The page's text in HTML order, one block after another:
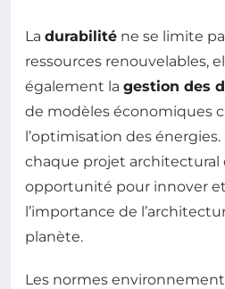
La durabilité ne se limite
ressources renouvelables,
également la gestion des
de modèles économiques
l’optimisation des
chaque projet architectural
opportunité pour innover
l’importance de
planète.
Les normes